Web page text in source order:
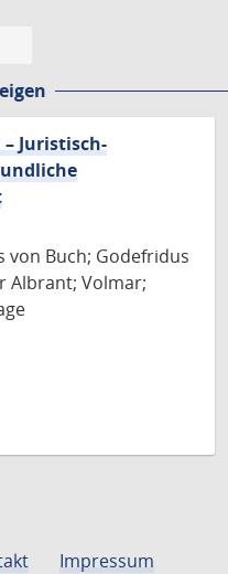
– Juristisch-
von Buch; Godefridus
Albrant; Volmar;
Impressum